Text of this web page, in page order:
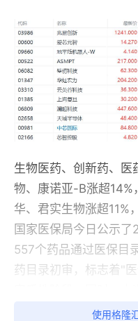
生物医药、创新药、医
物、康诺亚-B涨超14%
华、君实生物涨超11%
国家医保局今日公示了
557个药品通过医保目
药目录初审，标志着"
格保护等机制，进一
使用格隆